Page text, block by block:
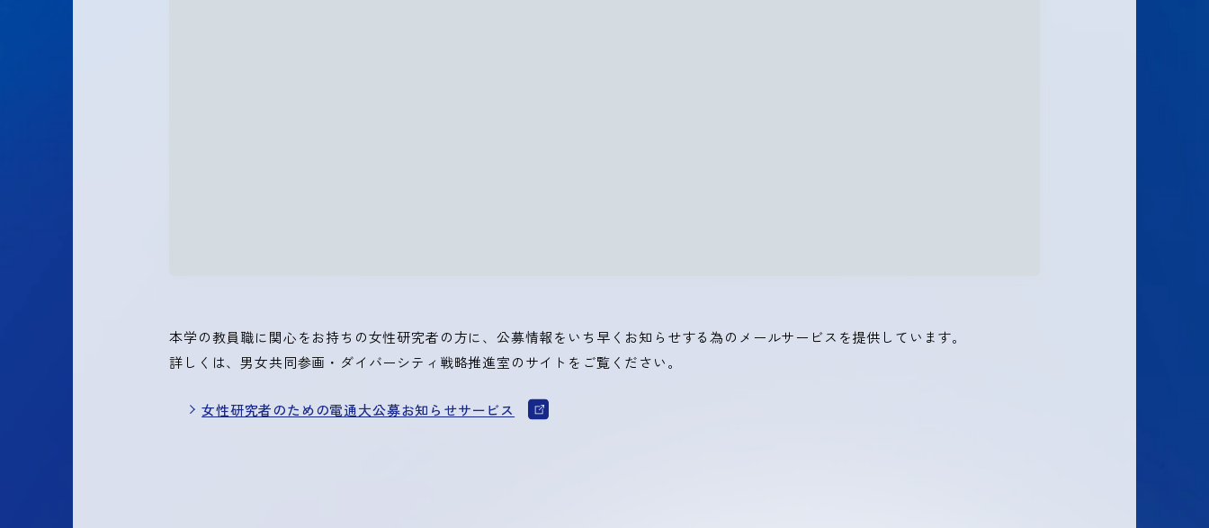
本学の教員職に関心をお持ちの女性研究者の方に、公募情報をいち早くお知らせする為のメールサービスを提供しています。
詳しくは、男女共同参画・ダイバーシティ戦略推進室のサイトをご覧ください。
女性研究者のための電通大公募お知らせサービス